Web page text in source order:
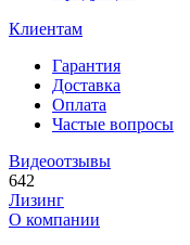
Клиентам
Гарантия
Доставка
Оплата
Частые вопросы
Видеоотзывы
642
Лизинг
О компании